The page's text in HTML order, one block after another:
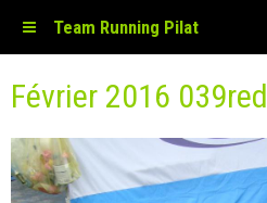
Team Running Pilat
Février 2016 039red